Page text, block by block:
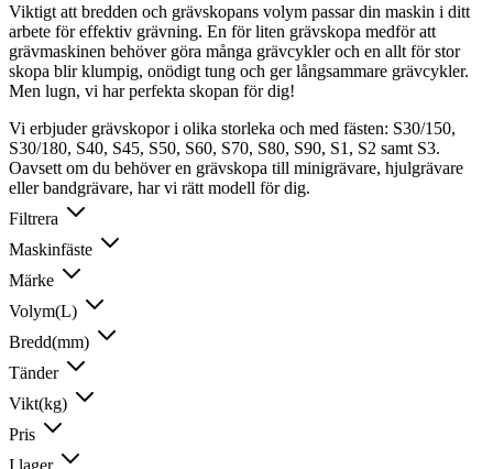
Viktigt att bredden och grävskopans volym passar din maskin i ditt
arbete för effektiv grävning. En för liten grävskopa medför att
grävmaskinen behöver göra många grävcykler och en allt för stor
skopa blir klumpig, onödigt tung och ger långsammare grävcykler.
Men lugn, vi har perfekta skopan för dig!
Vi erbjuder grävskopor i olika storleka och med fästen: S30/150,
S30/180, S40, S45, S50, S60, S70, S80, S90, S1, S2 samt S3.
Oavsett om du behöver en grävskopa till minigrävare, hjulgrävare
eller bandgrävare, har vi rätt modell för dig.
Filtrera
Maskinfäste
Märke
Volym(L)
Bredd(mm)
Tänder
Vikt(kg)
Pris
I lager